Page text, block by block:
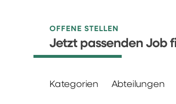
OFFENE STELLEN
Jetzt passenden Job
Kategorien Abteilungen